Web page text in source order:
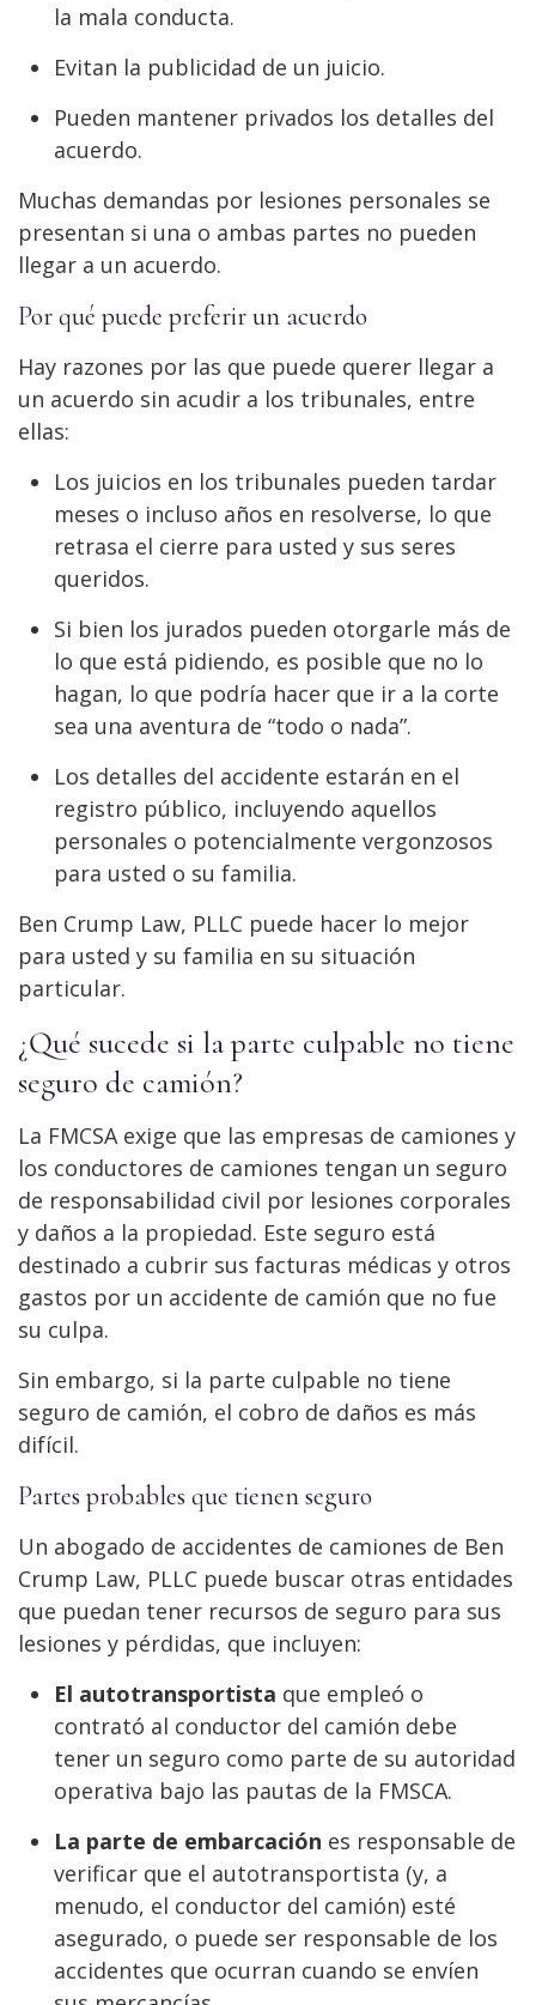
la mala conducta.
Evitan la publicidad de un juicio.
Pueden mantener privados los detalles del
acuerdo.
Muchas demandas por lesiones personales se
presentan si una o ambas partes no pueden
llegar a un acuerdo.
Por qué puede preferir un acuerdo
Hay razones por las que puede querer llegar a
un acuerdo sin acudir a los tribunales, entre
ellas:
Los juicios en los tribunales pueden tardar
meses o incluso años en resolverse, lo que
retrasa el cierre para usted y sus seres
queridos.
Si bien los jurados pueden otorgarle más de
lo que está pidiendo, es posible que no lo
hagan, lo que podría hacer que ir a la corte
sea una aventura de “todo o nada”.
Los detalles del accidente estarán en el
registro público, incluyendo aquellos
personales o potencialmente vergonzosos
para usted o su familia.
Ben Crump Law, PLLC puede hacer lo mejor
para usted y su familia en su situación
particular.
¿Qué sucede si la parte culpable no tiene
seguro de camión?
La FMCSA exige que las empresas de camiones y
los conductores de camiones tengan un seguro
de responsabilidad civil por lesiones corporales
y daños a la propiedad. Este seguro está
destinado a cubrir sus facturas médicas y otros
gastos por un accidente de camión que no fue
su culpa.
Sin embargo, si la parte culpable no tiene
seguro de camión, el cobro de daños es más
difícil.
Partes probables que tienen seguro
Un abogado de accidentes de camiones de Ben
Crump Law, PLLC puede buscar otras entidades
que puedan tener recursos de seguro para sus
lesiones y pérdidas, que incluyen:
El autotransportista que empleó o
contrató al conductor del camión debe
tener un seguro como parte de su autoridad
operativa bajo las pautas de la FMSCA.
La parte de embarcación es responsable de
verificar que el autotransportista (y, a
menudo, el conductor del camión) esté
asegurado, o puede ser responsable de los
accidentes que ocurran cuando se envíen